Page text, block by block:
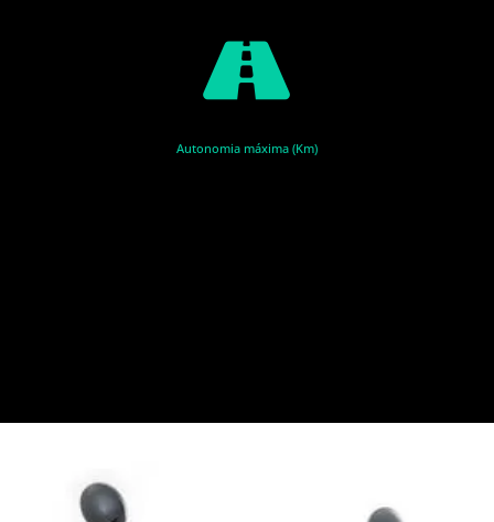
Autonomia máxima (Km)